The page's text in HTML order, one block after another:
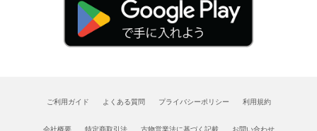
ご利用ガイド よくある質問 プライバシーポリシー 利用規約
会社概要 特定商取引法 古物営業法に基づく記載 お問い合わせ